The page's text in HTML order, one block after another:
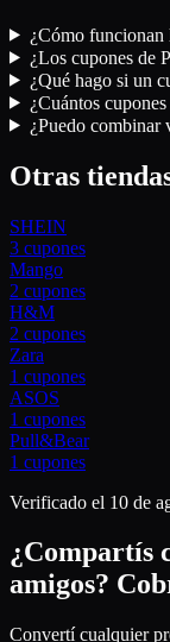
¿Cómo funcionan
¿Los cupones de
¿Qué hago si un
¿Cuántos
¿Puedo combinar
Otras
SHEIN
3 cupones
Mango
2 cupones
H&M
2 cupones
Zara
1 cupones
ASOS
1 cupones
Pull&Bear
1 cupones
Verificado el 10 de
¿Compartís
amigos?
Convertí cualquier